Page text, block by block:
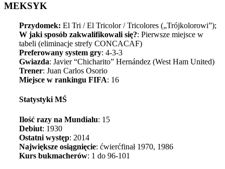
MEKSYK
Przydomek: El Tri / El Tricolor / Tricolores („Trójkolorowi”);
W jaki sposób zakwalifikowali się?: Pierwsze miejsce w
tabeli (eliminacje strefy CONCACAF)
Preferowany system gry: 4-3-3
Gwiazda: Javier “Chicharito” Hernández (West Ham United)
Trener: Juan Carlos Osorio
Miejsce w rankingu FIFA: 16
Statystyki MŚ
Ilość razy na Mundialu: 15
Debiut: 1930
Ostatni występ: 2014
Największe osiągnięcie: ćwierćfinał 1970, 1986
Kurs bukmacherów: 1 do 96-101